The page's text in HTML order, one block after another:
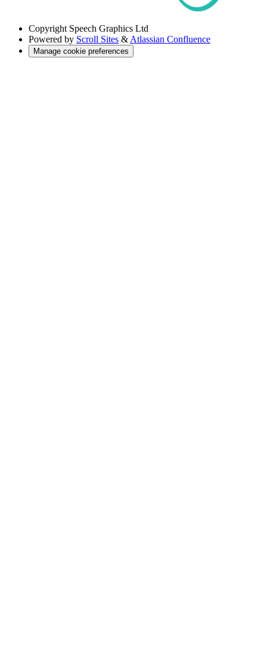
Copyright Speech Graphics Ltd
Powered by Scroll Sites & Atlassian Confluence
Manage cookie preferences